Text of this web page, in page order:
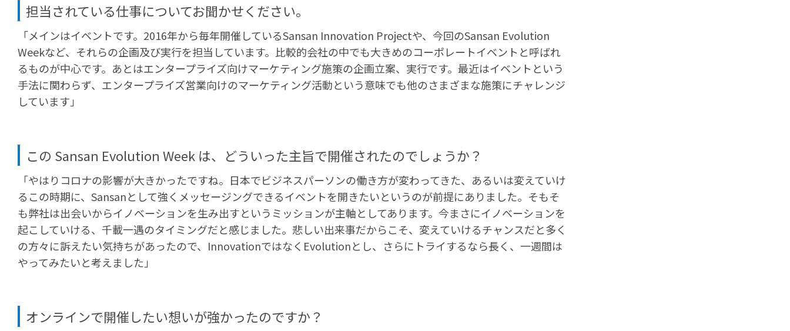
担当されている仕事についてお聞かせください。
「メインはイベントです。2016年から毎年開催しているSansan Innovation Projectや、今回のSansan Evolution
Weekなど、それらの企画及び実行を担当しています。比較的会社の中でも大きめのコーポレートイベントと呼ばれ
るものが中心です。あとはエンタープライズ向けマーケティング施策の企画立案、実行です。最近はイベントという
手法に関わらず、エンタープライズ営業向けのマーケティング活動という意味でも他のさまざまな施策にチャレンジ
しています」
この Sansan Evolution Week は、どういった主旨で開催されたのでしょうか？
「やはりコロナの影響が大きかったですね。日本でビジネスパーソンの働き方が変わってきた、あるいは変えていけ
るこの時期に、Sansanとして強くメッセージングできるイベントを開きたいというのが前提にありました。そもそ
も弊社は出会いからイノベーションを生み出すというミッションが主軸としてあります。今まさにイノベーションを
起こしていける、千載一遇のタイミングだと感じました。悲しい出来事だからこそ、変えていけるチャンスだと多く
の方々に訴えたい気持ちがあったので、InnovationではなくEvolutionとし、さらにトライするなら長く、一週間は
やってみたいと考えました」
オンラインで開催したい想いが強かったのですか？